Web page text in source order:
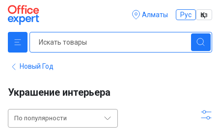
Алматы Рус Қаз
Новый Год
Украшение интерьера
По популярности